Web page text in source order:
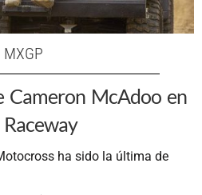
MXGP
Cameron McAdoo en
Raceway
ha sido la última de